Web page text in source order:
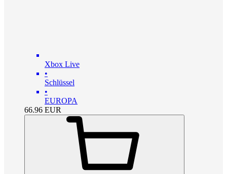
Xbox Live
•
Schlüssel
•
EUROPA
66.96 EUR